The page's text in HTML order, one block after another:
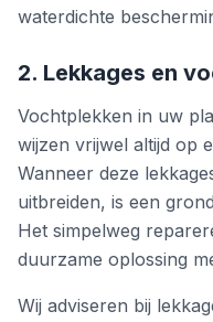
waterdichte
2. Lekkages en
Vochtplekken in uw
wijzen vrijwel altijd op
Wanneer deze
uitbreiden, is een
Het simpelweg
duurzame oplossing
Wij adviseren bij